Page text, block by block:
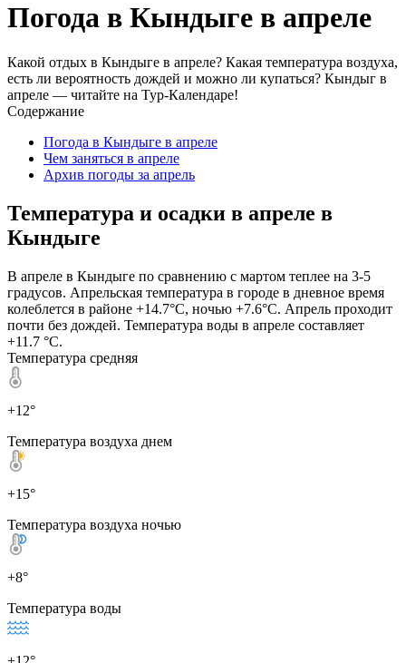
Погода в Кындыге в апреле
Какой отдых в Кындыге в апреле? Какая температура воздуха,
есть ли вероятность дождей и можно ли купаться? Кындыг в
апреле — читайте на Тур-Календаре!
Содержание
Погода в Кындыге в апреле
Чем заняться в апреле
Архив погоды за апрель
Температура и осадки в апреле в
Кындыге
В апреле в Кындыге по сравнению с мартом теплее на 3-5
градусов. Апрельская температура в городе в дневное время
колеблется в районе +14.7°C, ночью +7.6°C. Апрель проходит
почти без дождей. Температура воды в апреле составляет
+11.7 °C.
Температура средняя
+12°
Температура воздуха днем
+15°
Температура воздуха ночью
+8°
Температура воды